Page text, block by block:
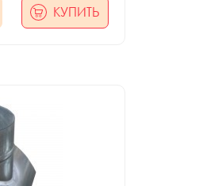
КУПИТЬ